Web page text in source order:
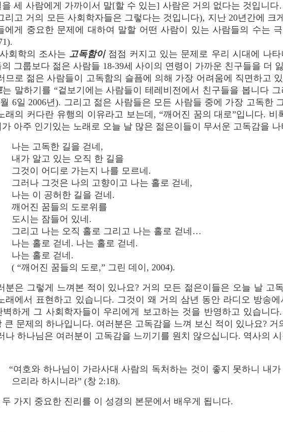
을 세 사람에게 가까이서 말[할 수 있는] 사람은 거의 없다는 것입니
리고 거의 모든 사회학자들은 그렇다는 것입니다), 지난 20년간에 크
에게 중요한 문제에 대하여 말할 어떤 사람이 있는 사람들의 수는
회학의 조사는 고독함이점점 커지고 있는 문제로 우리 시대에 나
그룹보다 젊은 사람들 18-39세 사이의 연령이 가까운 친구들을 더
므로 젊은 사람들이 고독함의 슬픔에 의해 가장 어려움에 직면하고
는 말하기를 “겉보기에는 사람들이 테레비전에서 친구들을 봅니다
6일 2006년). 그리고 젊은 사람들은 모든 사람들 중에 가장 고독한
래의 커다란 유행의 이유라고 보는데, “깨어진 꿈의 대로”입니다.
아주 인기있는 노래로 오늘 날 많은 젊은이들이 무서운 고독감을
나는 고독한 길을 걷네,
내가 알고 있는 오직 한 길을
그것이 어디로 가는지 나를 모르네.
그러나 그것은 나의 고향이고 나는 홀로 걷네,
나는 이 공허한 길을 걷네.
깨어진 꿈들의 도로위를
도시는 잠들어 있네.
그리고 나는 오직 홀로 그리고 나는 홀로 걷네…
나는 홀로 걷네. 나는 홀로 걷네.
나는 홀로 걷네.
( “깨어진 꿈들의 도로,” 그린 데이, 2004).
분은 그렇게 느껴본 적이 있나요? 거의 모든 젊은이들은 오늘 날 고
래에서 표현하고 있습니다. 그것이 왜 거의 삼년 동안 라디오 방송
벽하게 그 사회학자들이 우리에게 보고하는 것을 반영하고 있습니
큰 문제의 하나입니다. 여러분은 고독감을 느껴 보신 적이 있나요?
나 하나님은 여러분이 고독감을 느끼기를 원치 않으십니다. 역사의
“여호와 하나님이 가라사대 사람의 독처하는 것이 좋지 못하니 내
으리라 하시니라” (창 2:18).
가지 중요한 진리를 이 성경의 본문에서 배우게 됩니다.